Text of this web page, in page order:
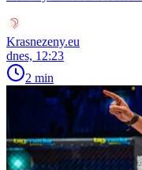
Krasnezeny.eu
dnes, 12:23
2 min